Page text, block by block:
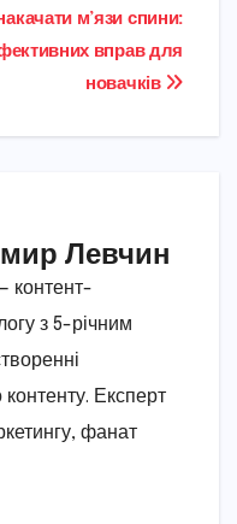
м’язи спини:
вправ для
новачків
Левчин
контент-
з 5-річним
Експерт
фанат